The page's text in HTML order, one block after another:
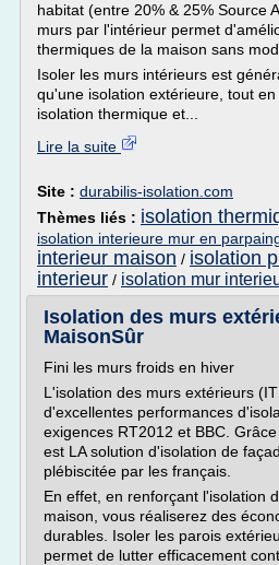
habitat (entre 20% & 25% Source
murs par l'intérieur permet
thermiques de la maison sans
Isoler les murs intérieurs est
qu'une isolation extérieure, tout
isolation thermique et...
Lire la suite
Site : durabilis-isolation.com
Thèmes liés : isolation
isolation interieure mur en
interieur maison / isolation
interieur / isolation mur
Isolation des murs
MaisonSûr
Fini les murs froids en hiver
L'isolation des murs extérieurs
d'excellentes performances
exigences RT2012 et BBC.
est LA solution d'isolation de
plébiscitée par les français.
En effet, en renforçant l'isolation
maison, vous réaliserez des
durables. Isoler les parois
permet de lutter efficacement